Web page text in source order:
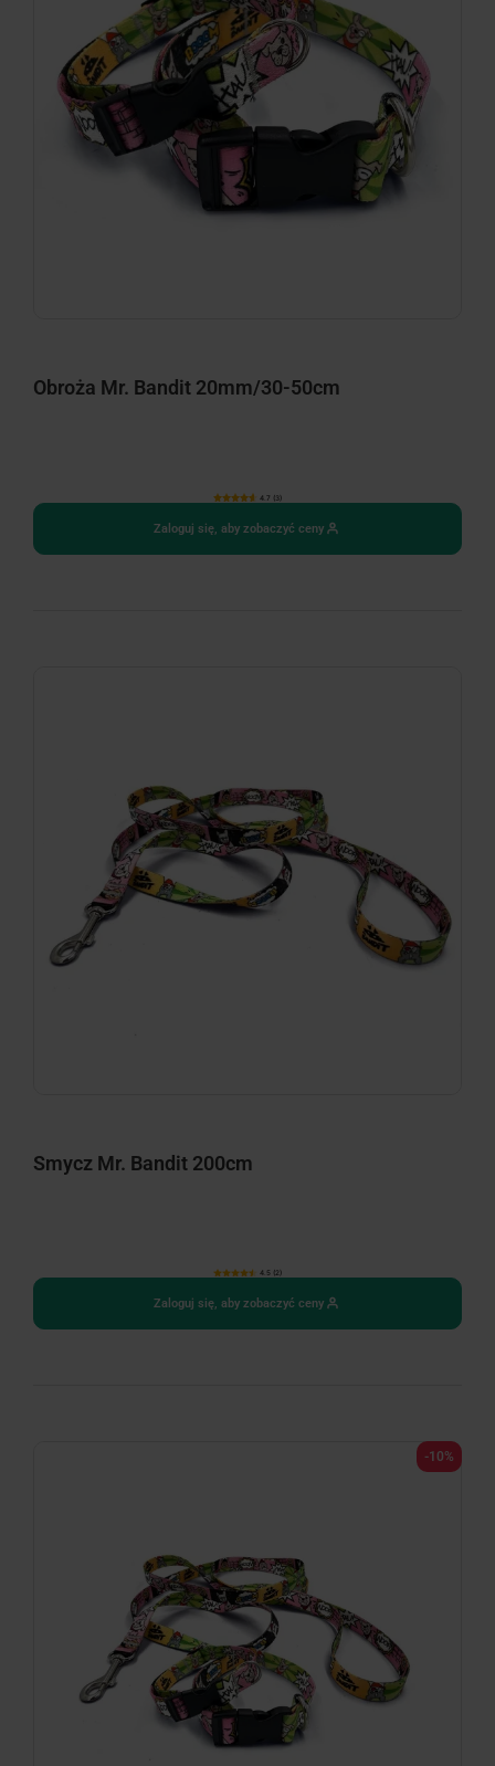
Obroża Mr. Bandit 20mm/30-50cm
4.7 (3)
Zaloguj się, aby zobaczyć ceny
Smycz Mr. Bandit 200cm
4.5 (2)
Zaloguj się, aby zobaczyć ceny
-10%